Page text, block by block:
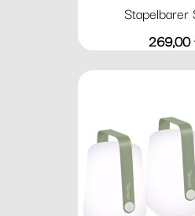
Stapelbarer
Preis